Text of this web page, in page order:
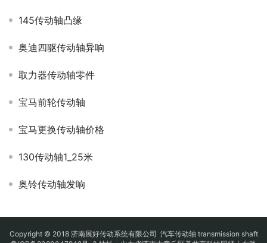
145传动轴凸缘
奥迪四驱传动轴异响
取力器传动轴零件
宝马前轮传动轴
宝马更换传动轴价格
130传动轴1_25米
奥铃传动轴发响
Copyright © 2018 济南展好传动系统有限公司 汽车传动轴 transmission shaft